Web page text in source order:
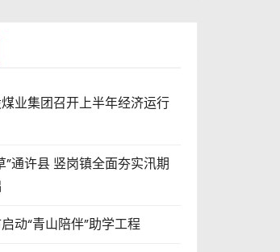
业集团召开上半年经济运行
”通许县 竖岗镇全面夯实汛期
动“青山陪伴”助学工程